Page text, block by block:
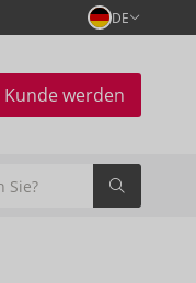
DE
Kunde werden